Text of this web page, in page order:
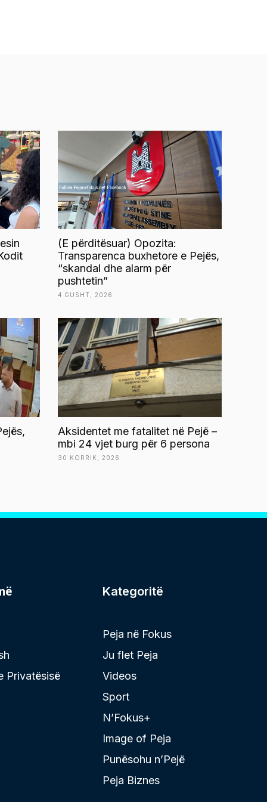
(E përditësuar) Opozita:
Transparenca buxhetore e Pejës,
“skandal dhe alarm për
pushtetin”
4 GUSHT, 2026
Aksidentet me fatalitet në Pejë –
mbi 24 vjet burg për 6 persona
30 KORRIK, 2026
Privatësisë
Kategoritë
Peja në Fokus
Ju flet Peja
Videos
Sport
N’Fokus+
Image of Peja
Punësohu n’Pejë
Peja Biznes